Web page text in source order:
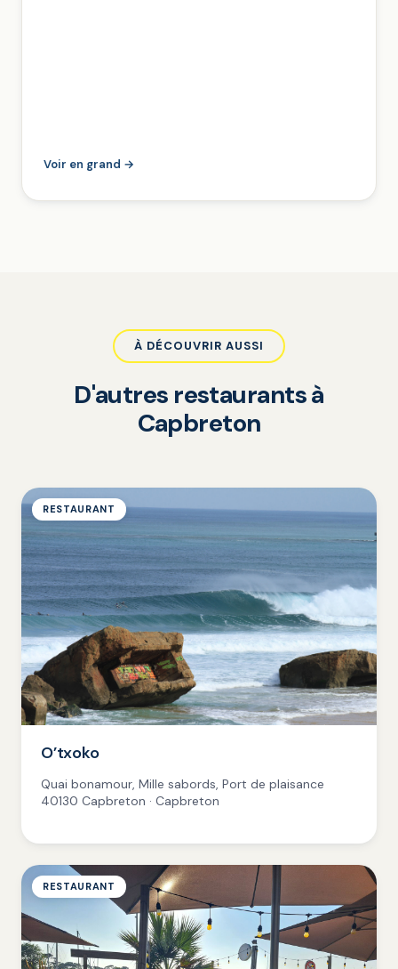
Voir en grand →
À DÉCOUVRIR AUSSI
D'autres restaurants à
Capbreton
RESTAURANT
O’txoko
Quai bonamour, Mille sabords, Port de plaisance
40130 Capbreton · Capbreton
RESTAURANT